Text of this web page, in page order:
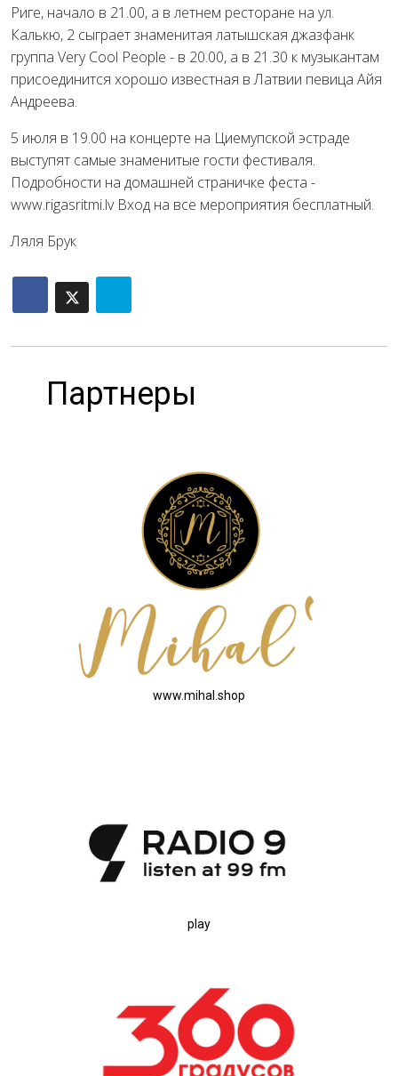
Риге, начало в 21.00, а в летнем ресторане на ул.
Калькю, 2 сыграет знаменитая латышская джазфанк
группа Very Cool People - в 20.00, а в 21.30 к музыкантам
присоединится хорошо известная в Латвии певица Айя
Андреева.
5 июля в 19.00 на концерте на Циемупской эстраде
выступят самые знаменитые гости фестиваля.
Подробности на домашней страничке феста -
www.rigasritmi.lv Вход на все мероприятия бесплатный.
Ляля Брук
Партнеры
www.mihal.shop
play